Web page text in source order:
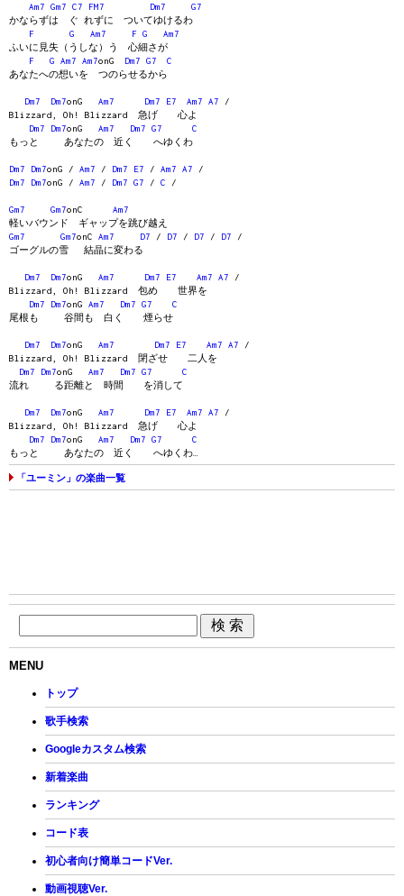
Am7
Gm7 C7 FM7 Dm7
G7
かならずは ぐ れずに ついてゆけるわ
F
G Am7 F G
Am7
ふいに見失（うしな）う 心細さが
F
G Am7 Am7onG Dm7 G7
C
あなたへの想いを つのらせるから
Dm7 Dm7onG Am7 Dm7 E7 Am7 A7 /
Blizzard, Oh! Blizzard 急げ 心よ
Dm7
Dm7onG Am7 Dm7 G7
C
もっと あなたの 近く へゆくわ
Dm7 Dm7onG / Am7 / Dm7 E7 / Am7 A7 /
Dm7
Dm7onG / Am7 / Dm7 G7 / C /
Gm7 Gm7onC Am7
軽いバウンド ギャップを跳び越え
Gm7
Gm7onC Am7 D7 / D7 / D7 / D7 /
ゴーグルの雪 結晶に変わる
Dm7 Dm7onG Am7 Dm7 E7 Am7 A7 /
Blizzard, Oh! Blizzard 包め 世界を
Dm7
Dm7onG Am7 Dm7 G7
C
尾根も 谷間も 白く 煙らせ
Dm7 Dm7onG Am7 Dm7 E7 Am7 A7 /
Blizzard, Oh! Blizzard 閉ざせ 二人を
Dm7
Dm7onG Am7 Dm7 G7
C
流れ る距離と 時間 を消して
Dm7 Dm7onG Am7 Dm7 E7 Am7 A7 /
Blizzard, Oh! Blizzard 急げ 心よ
Dm7
Dm7onG Am7 Dm7 G7
C
もっと あなたの 近く へゆくわ…
「ユーミン」の楽曲一覧
MENU
トップ
歌手検索
Googleカスタム検索
新着楽曲
ランキング
コード表
初心者向け簡単コードVer.
動画視聴Ver.